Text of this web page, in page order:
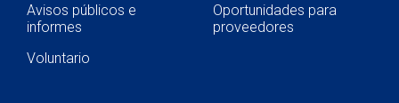
Avisos públicos e
informes
Oportunidades para
proveedores
Voluntario